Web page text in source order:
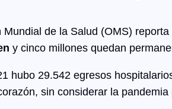
Mundial de la Salud (OMS)
y cinco millones quedan
hubo 29.542 egresos
sin considerar la pandemia